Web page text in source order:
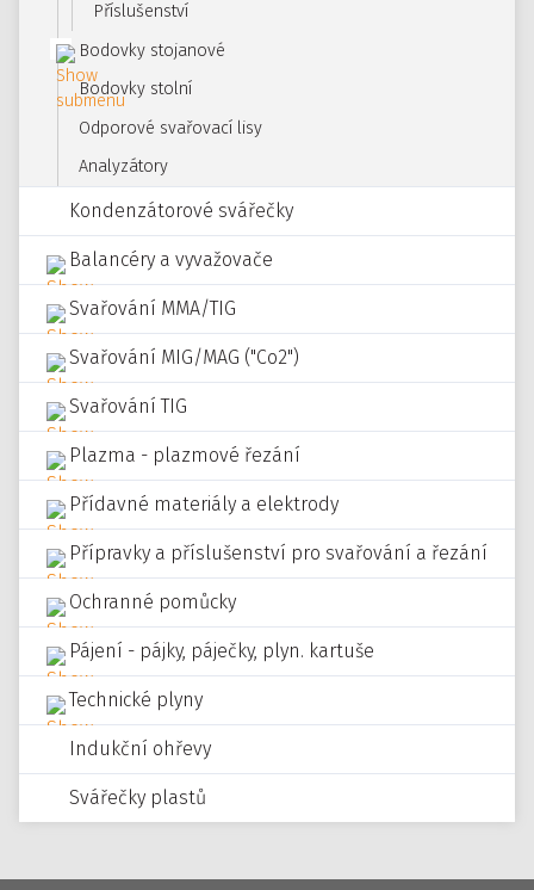
Příslušenství
Bodovky stojanové
Bodovky stolní
Odporové svařovací lisy
Analyzátory
Kondenzátorové svářečky
Balancéry a vyvažovače
Svařování MMA/TIG
Svařování MIG/MAG ("Co2")
Svařování TIG
Plazma - plazmové řezání
Přídavné materiály a elektrody
Přípravky a příslušenství pro svařování a řezání
Ochranné pomůcky
Pájení - pájky, páječky, plyn. kartuše
Technické plyny
Indukční ohřevy
Svářečky plastů